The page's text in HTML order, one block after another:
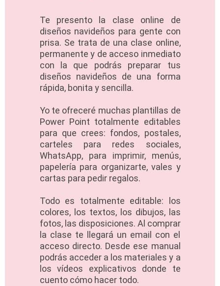
Te presento la clase online de
diseños navideños para gente con
prisa. Se trata de una clase online,
permanente y de acceso inmediato
con la que podrás preparar tus
diseños navideños de una forma
rápida, bonita y sencilla.
Yo te ofreceré muchas plantillas de
Power Point totalmente editables
para que crees: fondos, postales,
carteles para redes sociales,
WhatsApp, para imprimir, menús,
papelería para organizarte, vales y
cartas para pedir regalos.
Todo es totalmente editable: los
colores, los textos, los dibujos, las
fotos, las disposiciones. Al comprar
la clase te llegará un email con el
acceso directo. Desde ese manual
podrás acceder a los materiales y a
los vídeos explicativos donde te
cuento cómo hacer todo.